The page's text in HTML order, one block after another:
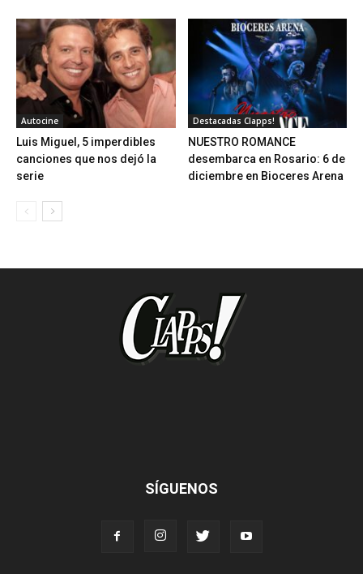
Autocine
Luis Miguel, 5 imperdibles
canciones que nos dejó la
serie
Destacadas Clapps!
NUESTRO ROMANCE
desembarca en Rosario: 6 de
diciembre en Bioceres Arena
SÍGUENOS